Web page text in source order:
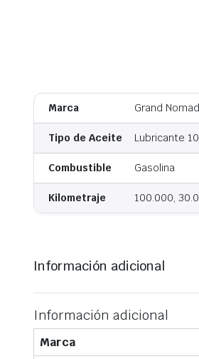
Marca Grand
Tipo de Aceite Lubricante
Combustible Gasolina
Kilometraje 100.000,
Información adicional
Información adicional
Marca